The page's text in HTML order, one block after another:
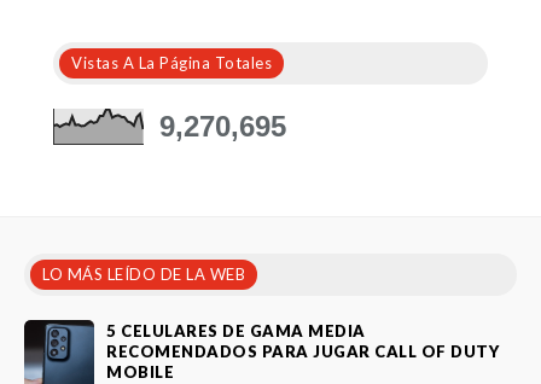
Vistas A La Página Totales
9,270,695
LO MÁS LEÍDO DE LA WEB
5 CELULARES DE GAMA MEDIA
RECOMENDADOS PARA JUGAR CALL OF DUTY
MOBILE